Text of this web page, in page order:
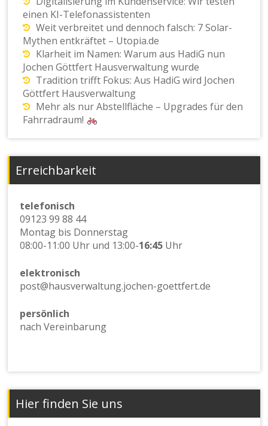
einen KI-Telefonassistenten
Weit verbreitet und dennoch falsch: 7 Solar-
Mythen entkräftet – Utopia.de
Klarheit im Namen: Warum aus HadiG nun
Jochen Göttfert Hausverwaltung wurde
Tradition trifft Fokus: Aus HadiG wird Jochen
Göttfert Hausverwaltung
Mehr als nur Abstellfläche – Upgrades für den
Fahrradraum!
Erreichbarkeit
telefonisch
09123 99 88 44
Montag bis Donnerstag
08:00-11:00 Uhr und 13:00-16:45 Uhr
elektronisch
post@hausverwaltung.jochen-goettfert.de
persönlich
nach Vereinbarung
Hier finden Sie uns